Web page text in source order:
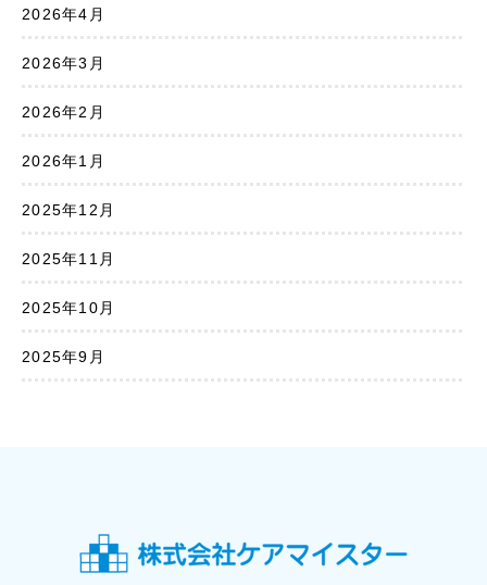
2026年4月
2026年3月
2026年2月
2026年1月
2025年12月
2025年11月
2025年10月
2025年9月